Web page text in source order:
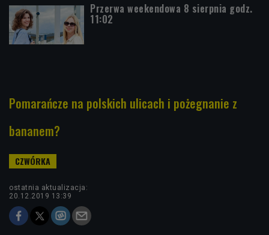
Przerwa weekendowa 8 sierpnia godz.
11:02
Pomarańcze na polskich ulicach i pożegnanie z
bananem?
ostatnia aktualizacja:
20.12.2019 13:39